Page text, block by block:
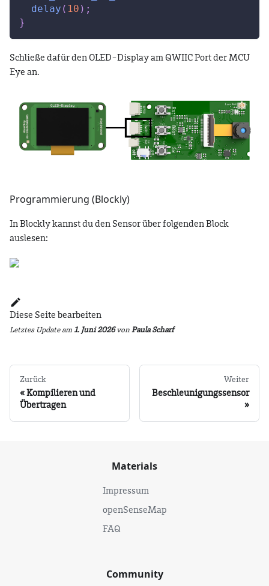
delay ( 10 ) ;
}
Schließe dafür den OLED-Display am QWIIC Port der MCU
Eye an.
Programmierung (Blockly)
In Blockly kannst du den Sensor über folgenden Block
auslesen:
Diese Seite bearbeiten
Letztes Updateam 1. Juni 2026von Paula Scharf
Zurück
Kompilieren und
Übertragen
Weiter
Beschleunigungssensor
Materials
Impressum
openSenseMap
FAQ
Community